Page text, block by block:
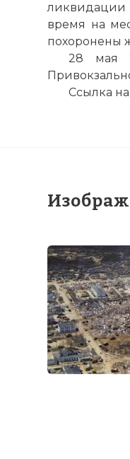
ликвидации
время на
похоронены
28 мая
Ссылка